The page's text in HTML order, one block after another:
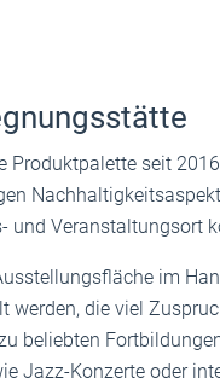
Produktpalette seit
und Veranstaltungsort
im
werden, die viel
beliebten
Jazz-Konzerte oder